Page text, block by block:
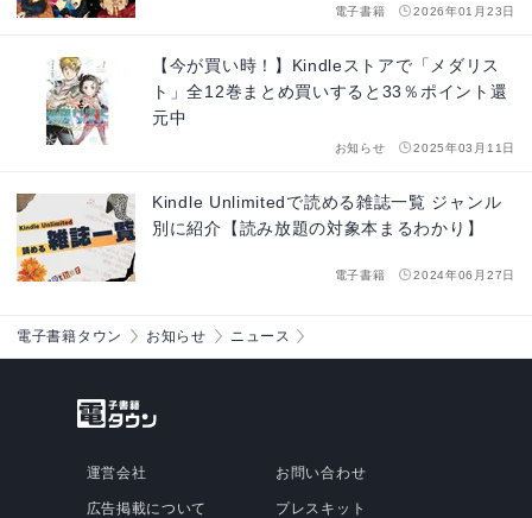
電子書籍 2026年01月23日
【今が買い時！】Kindleストアで「メダリス
ト」全12巻まとめ買いすると33％ポイント還
元中
お知らせ 2025年03月11日
Kindle Unlimitedで読める雑誌一覧 ジャンル
別に紹介【読み放題の対象本まるわかり】
電子書籍 2024年06月27日
電子書籍タウン お知らせ ニュース
運営会社
広告掲載について
お問い合わせ
プレスキット